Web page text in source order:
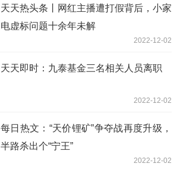
天天热头条丨网红主播遭打假背后，小家
电虚标问题十余年未解
2022-12-02
天天即时：九泰基金三名相关人员离职
2022-12-02
每日热文：“天价锂矿”争夺战再度升级，
半路杀出个“宁王”
2022-12-02